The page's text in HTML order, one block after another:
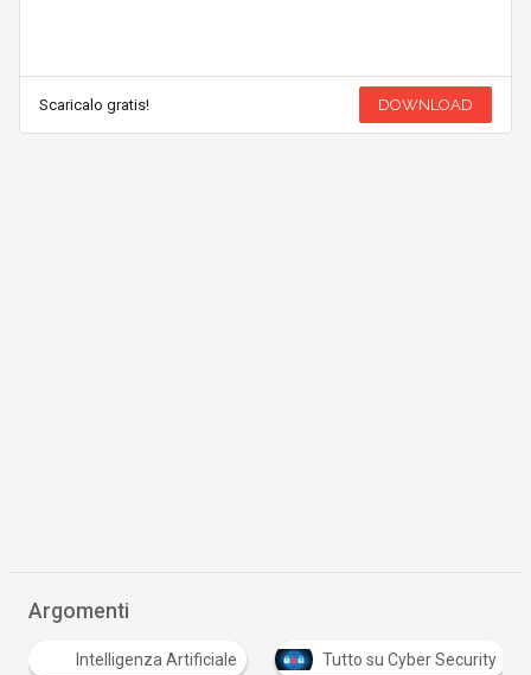
Scaricalo gratis! DOWNLOAD
Argomenti
Intelligenza Artificiale Tutto su Cyber Security